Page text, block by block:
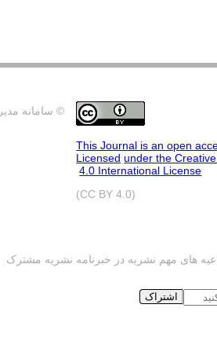
This Journal is an open
Licensed under the
4.0 International License
(CC BY 4.0)
های مهم نشریه در خبرنامه نشریه مشترک
اشتراک
© سامانه